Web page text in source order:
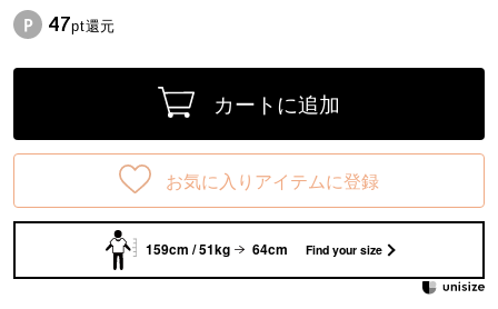
47pt還元
カートに追加
お気に入りアイテムに登録
159cm / 51kg 64cm Find your size